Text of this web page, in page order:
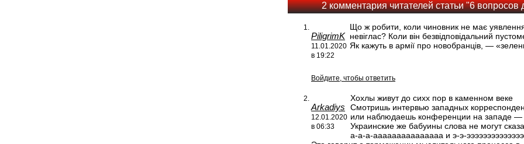
2 комментария читателей статьи "6
PiligrimK
11.01.2020
в 19:22
Що ж робити, коли чиновник не має уявлення
невіглас? Коли він безвідповідальний
Як кажуть в армії про новобранців, —
Войдите, чтобы ответить
Arkadiys
12.01.2020
в 06:33
Хохлы живут до сихх пор в каменном веке
Смотришь интервью западных
или наблюдаешь конференции на западе —
Украинские же бабуины слова не могут
а-а-а-ааааааааааааааа и э-э-